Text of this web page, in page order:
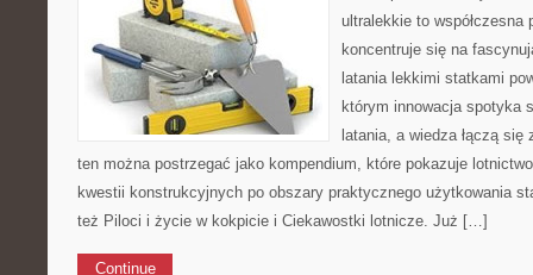
ultralekkie to współczesna
koncentruje się na
latania lekkimi statkami
którym innowacja spotyka
latania, a wiedza łączą
ten można postrzegać jako kompendium, które pokazuje
kwestii konstrukcyjnych po obszary praktycznego użytkowania
też Piloci i życie w kokpicie i Ciekawostki lotnicze. Już […]
Continue